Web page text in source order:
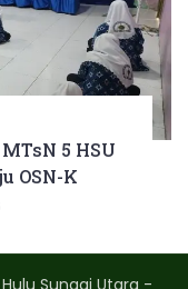
5 HSU
OSN-K